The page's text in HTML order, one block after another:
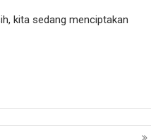
kita sedang menciptakan